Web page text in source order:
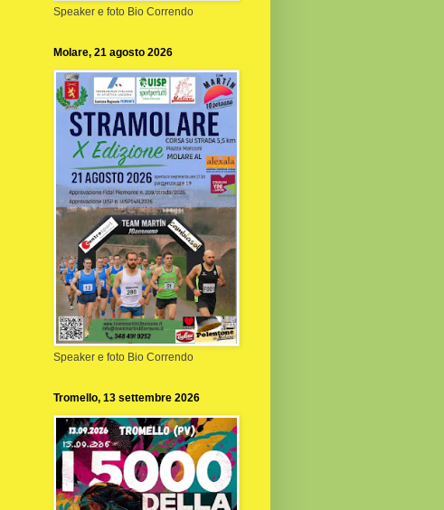
Speaker e foto Bio Correndo
Molare, 21 agosto 2026
Speaker e foto Bio Correndo
Tromello, 13 settembre 2026